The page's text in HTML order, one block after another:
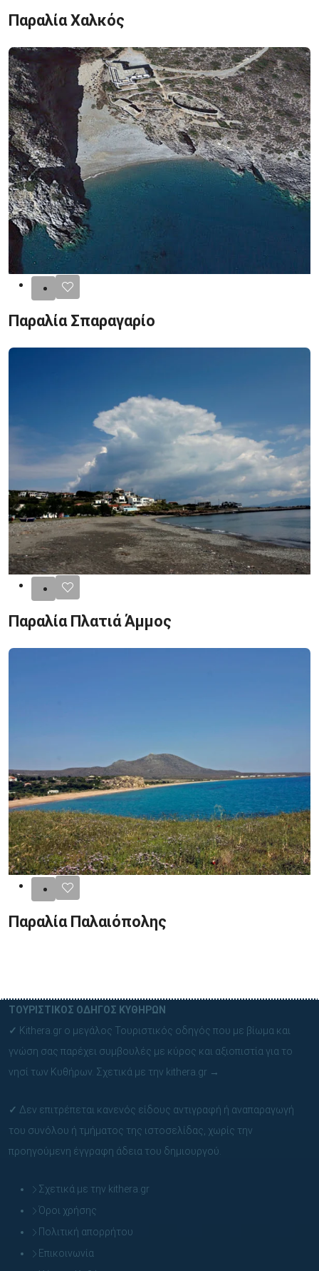
Παραλία Χαλκός
Παραλία Σπαραγαρίο
Παραλία Πλατιά Άμμος
Παραλία Παλαιόπολης
ΤΟΥΡΙΣΤΙΚΟΣ ΟΔΗΓΟΣ ΚΥΘΗΡΩΝ
✓ Kithera.gr ο μεγάλος Τουριστικός οδηγός που με βίωμα και
γνώση σας παρέχει συμβουλές με κύρος και αξιοπιστία για το
νησί των Κυθήρων. Σχετικά με την kithera.gr →
✓ Δεν επιτρέπεται κανενός είδους αντιγραφή ή αναπαραγωγή
του συνόλου ή τμήματος της ιστοσελίδας, χωρίς την
προηγούμενη έγγραφη άδεια του δημιουργού.
Σχετικά με την kithera.gr
Όροι χρήσης
Πολιτική απορρήτου
Επικοινωνία